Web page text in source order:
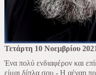
Τετάρτη 10 Νοεμβρίου
Ένα πολύ ενδιαφέρον και
είμαι δίπλα σου - Η αέναη